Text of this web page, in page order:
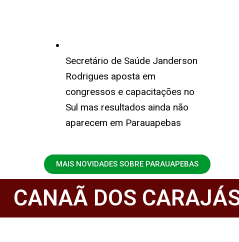
Secretário de Saúde Janderson
Rodrigues aposta em
congressos e capacitações no
Sul mas resultados ainda não
aparecem em Parauapebas
MAIS NOVIDADES SOBRE PARAUAPEBAS
CANAÃ DOS